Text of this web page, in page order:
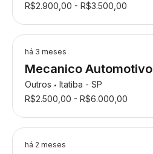
R$2.900,00 - R$3.500,00
há 3 meses
Mecanico Automotivo
Outros • Itatiba - SP
R$2.500,00 - R$6.000,00
há 2 meses